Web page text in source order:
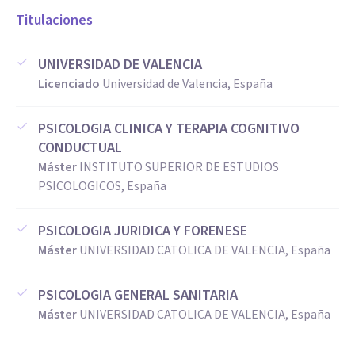
Soy una profesional comprometida con el bienestar
caracterizo por una mirada humana, empática y
respetuosa, que me permite generar espacios seguros
🌟 Lo que me hace especial como profesional
Poseo una sensibilidad auténtica hacia las experiencias
los demás.
psicológicas (por ejemplo, cognitivo-conductual,
humanista o sistémica), creando intervenciones flexibles y
Titulaciones
UNIVERSIDAD DE VALENCIA
Licenciado Universidad de Valencia, España
PSICOLOGIA CLINICA Y TERAPIA COGNITIVO
CONDUCTUAL
MásterINSTITUTO SUPERIOR DE ESTUDIOS
PSICOLOGICOS, España
PSICOLOGIA JURIDICA Y FORENESE
MásterUNIVERSIDAD CATOLICA DE VALENCIA, España
PSICOLOGIA GENERAL SANITARIA
MásterUNIVERSIDAD CATOLICA DE VALENCIA, España